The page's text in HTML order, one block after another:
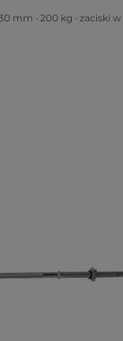
mm ∙ 200 kg ∙ zaciski